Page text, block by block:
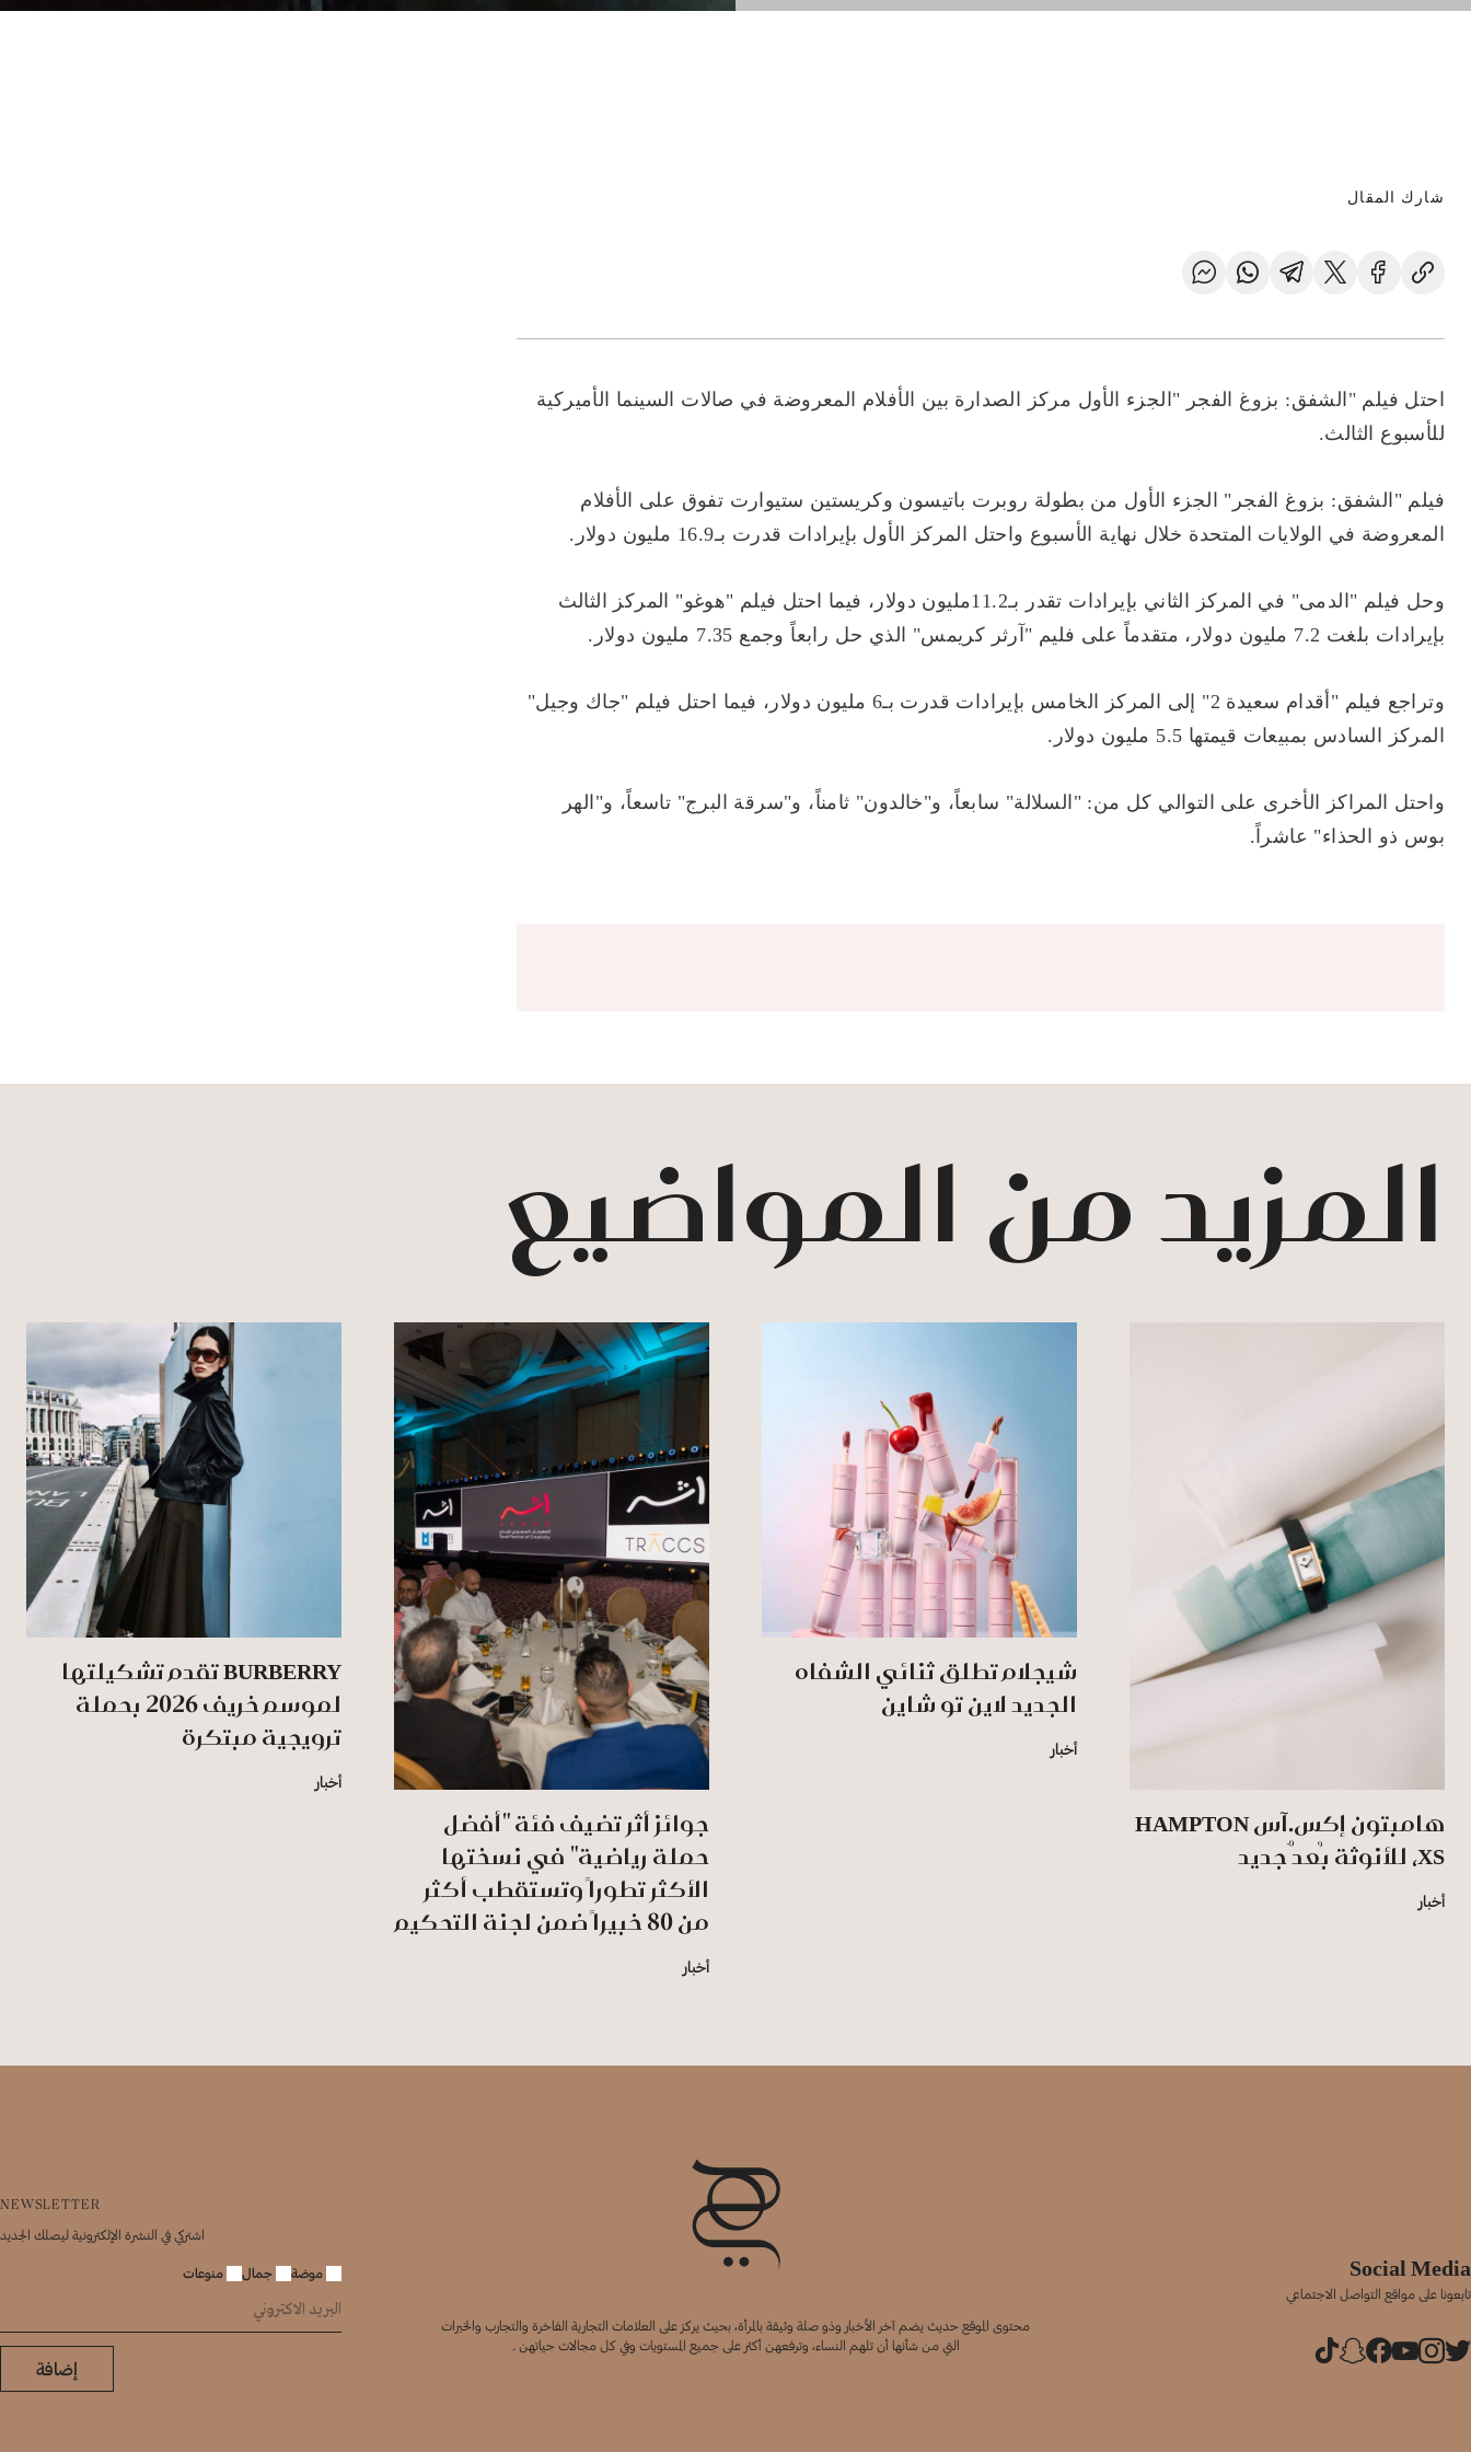
شارك المقال
احتل فيلم "الشفق: بزوغ الفجر "الجزء الأول مركز الصدارة بين الأفلام المعروضة في صالات السينما الأميركية
للأسبوع الثالث.
فيلم "الشفق: بزوغ الفجر" الجزء الأول من بطولة روبرت باتيسون وكريستين ستيوارت تفوق على الأفلام
المعروضة في الولايات المتحدة خلال نهاية الأسبوع واحتل المركز الأول بإيرادات قدرت بـ16.9 مليون دولار.
وحل فيلم "الدمى" في المركز الثاني بإيرادات تقدر بـ11.2مليون دولار، فيما احتل فيلم "هوغو" المركز الثالث
بإيرادات بلغت 7.2 مليون دولار، متقدماً على فليم "آرثر كريمس" الذي حل رابعاً وجمع 7.35 مليون دولار.
وتراجع فيلم "أقدام سعيدة 2" إلى المركز الخامس بإيرادات قدرت بـ6 مليون دولار، فيما احتل فيلم "جاك وجيل"
المركز السادس بمبيعات قيمتها 5.5 مليون دولار.
واحتل المراكز الأخرى على التوالي كل من: "السلالة" سابعاً، و"خالدون" ثامناً، و"سرقة البرج" تاسعاً، و"الهر
بوس ذو الحذاء" عاشراً.
المزيد من المواضيع
هامبتون إكس.آس HAMPTON
XS، للأنوثة بُعدٌ جديد
أخبار
شيجلام تطلق ثنائي الشفاه
الجديد لاين تو شاين
أخبار
جوائز أثر تضيف فئة "أفضل
حملة رياضية" في نسختها
الأكثر تطوراً وتستقطب أكثر
من 80 خبيراً ضمن لجنة التحكيم
أخبار
BURBERRY تقدم تشكيلتها
لموسم خريف 2026 بحملة
ترويجية مبتكرة
أخبار
NEWSLETTER
اشتركي في النشرة الإلكترونية ليصلك الجديد
موضة جمال منوعات
إضافة
محتوى الموقع حديث يضم آخر الأخبار وذو صلة وثيقة بالمرأة، بحيث يركز على العلامات التجارية الفاخرة والتجارب والخبرات
التي من شأنها أن تلهم النساء، وترفعهن أكثر على جميع المستويات وفي كل مجالات حياتهن .
Social Media
تابعونا على مواقع التواصل الاجتماعي